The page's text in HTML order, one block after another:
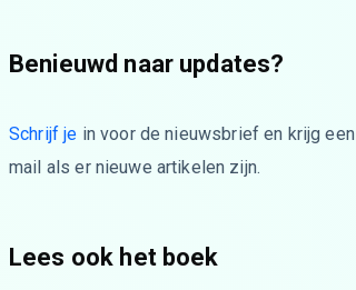
Benieuwd naar updates?
Schrijf je in voor de nieuwsbrief en krijg
mail als er nieuwe artikelen zijn.
Lees ook het boek